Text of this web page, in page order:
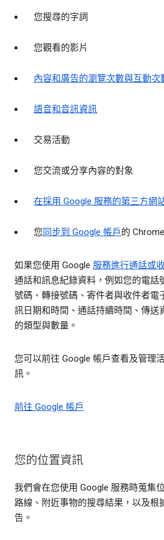
您搜尋的字詞
您觀看的影片
內容和廣告的瀏覽次數與互動次
語音和音訊資訊
交易活動
您交流或分享內容的對象
在採用 Google 服務的第三方網
您同步到 Google 帳戶的
如果您使用 Google 服務進行通話或
通話和訊息紀錄資料，例如您的電話
號碼、轉接號碼、寄件者與收件者電
訊日期和時間、通話持續時間、傳送
的類型與數量。
您可以前往 Google 帳戶查看及管理
訊。
前往 Google 帳戶
您的位置資訊
我們會在您使用 Google 服務時蒐集
路線、附近事物的搜尋結果，以及根
告。